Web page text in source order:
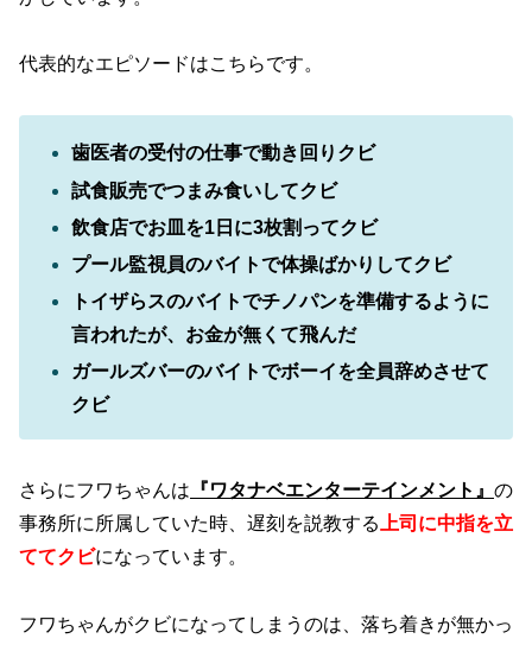
代表的なエピソードはこちらです。
歯医者の受付の仕事で動き回りクビ
試食販売でつまみ食いしてクビ
飲食店でお皿を1日に3枚割ってクビ
プール監視員のバイトで体操ばかりしてクビ
トイザらスのバイトでチノパンを準備するように
言われたが、お金が無くて飛んだ
ガールズバーのバイトでボーイを全員辞めさせて
クビ
さらにフワちゃんは 『ワタナベエンターテインメント』 の
事務所に所属していた時、遅刻を説教する
上司に中指を立
ててクビになっています。
フワちゃんがクビになってしまうのは、落ち着きが無かっ